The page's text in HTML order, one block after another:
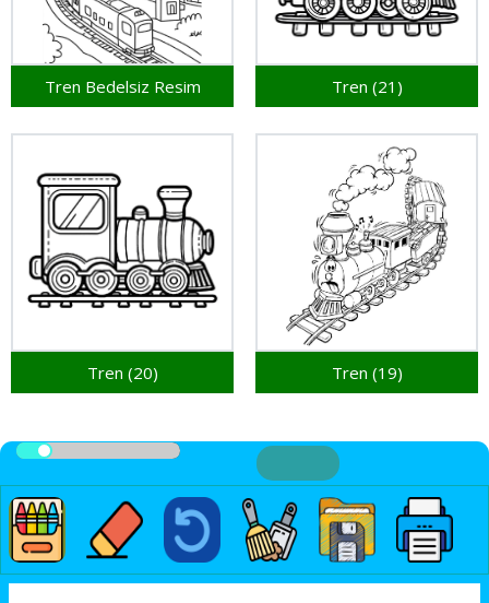
Tren Bedelsiz Resim Tren (21)
Tren (20) Tren (19)